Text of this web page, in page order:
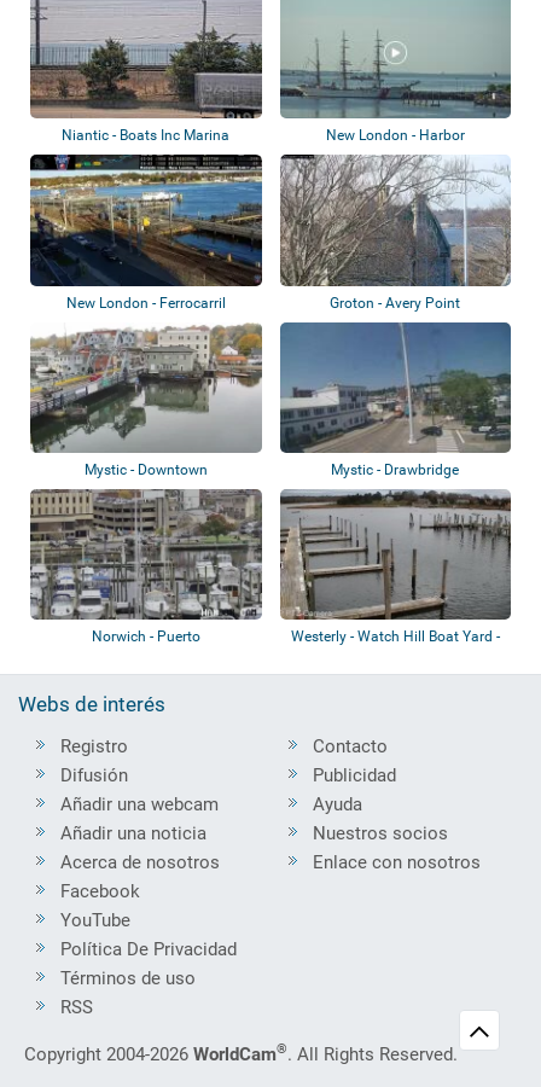
Niantic - Boats Inc Marina New London - Harbor
New London - Ferrocarril Groton - Avery Point
Mystic - Downtown Mystic - Drawbridge
Norwich - Puerto
Westerly - Watch Hill Boat Yard -
Webs de interés
Registro
Difusión
Añadir una webcam
Añadir una noticia
Acerca de nosotros
Contacto
Publicidad
Ayuda
Nuestros socios
Enlace con nosotros
Facebook
YouTube
Política De Privacidad
Términos de uso
RSS
Copyright 2004-2026 WorldCam®. All Rights Reserved.